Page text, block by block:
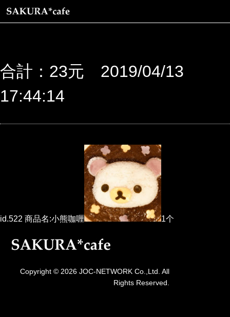
合計：23元 2019/04/13
17:44:14
id.522 商品名:小熊咖喱 1个
Copyright © 2026 JOC-NETWORK Co.,Ltd. All
Rights Reserved.